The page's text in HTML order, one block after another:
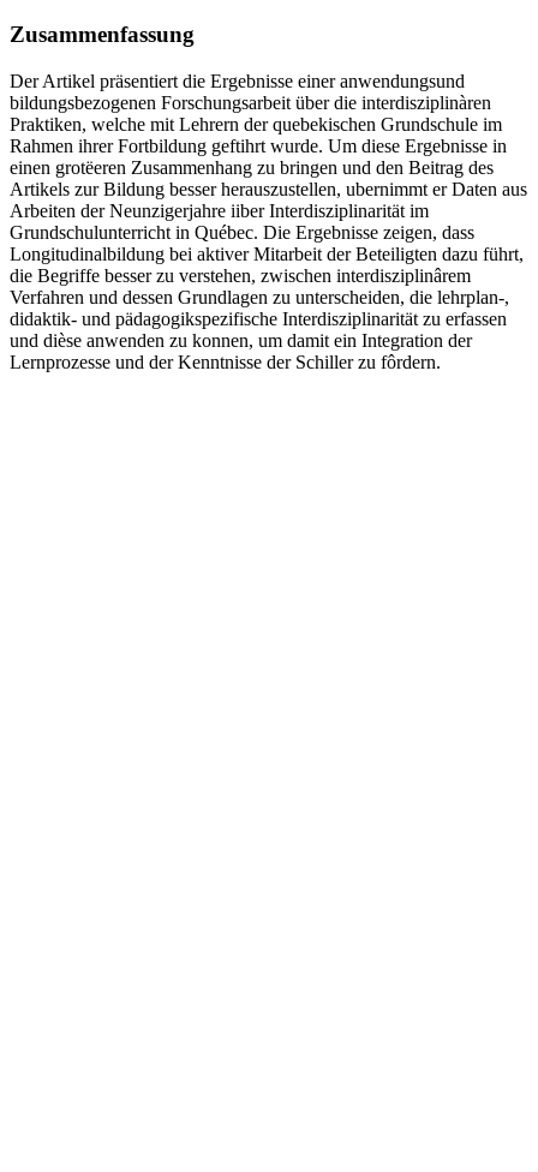
Zusammenfassung
Der Artikel präsentiert die Ergebnisse einer anwendungsund
bildungsbezogenen Forschungsarbeit über die interdisziplinàren
Praktiken, welche mit Lehrern der quebekischen Grundschule im
Rahmen ihrer Fortbildung geftihrt wurde. Um diese Ergebnisse in
einen grotëeren Zusammenhang zu bringen und den Beitrag des
Artikels zur Bildung besser herauszustellen, ubernimmt er Daten aus
Arbeiten der Neunzigerjahre iiber Interdisziplinarität im
Grundschulunterricht in Québec. Die Ergebnisse zeigen, dass
Longitudinalbildung bei aktiver Mitarbeit der Beteiligten dazu führt,
die Begriffe besser zu verstehen, zwischen interdisziplinârem
Verfahren und dessen Grundlagen zu unterscheiden, die lehrplan-,
didaktik- und pädagogikspezifische Interdisziplinarität zu erfassen
und dièse anwenden zu konnen, um damit ein Integration der
Lernprozesse und der Kenntnisse der Schiller zu fôrdern.